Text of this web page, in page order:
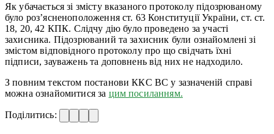
Як убачається зі змісту вказаного протоколу підозрюваному
було роз’ясненоположення ст. 63 Конституції України, ст. ст.
18, 20, 42 КПК. Слідчу дію було проведено за участі
захисника. Підозрюваний та захисник були ознайомлені зі
змістом відповідного протоколу про що свідчать їхні
підписи, зауважень та доповнень від них не надходило.
З повним текстом постанови ККС ВС у зазначеній справі
можна ознайомитися за цим посиланням.
Поділитись: